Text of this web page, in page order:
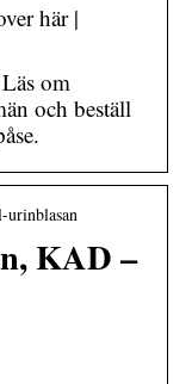
här |
om
och beställ
urinblasan
KAD –